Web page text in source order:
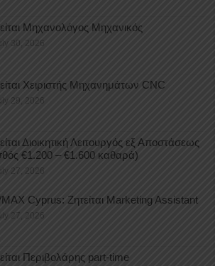
Μηχανολόγος Μηχανικός
30, 2026
Χειριστής Μηχανημάτων CNC
29, 2026
Διοικητική Λειτουργός εξ Αποστάσεως
€1.200 – €1.600 καθαρά)
27, 2026
Cyprus: Ζητείται Marketing Assistant
27, 2026
Περιβολάρης part-time